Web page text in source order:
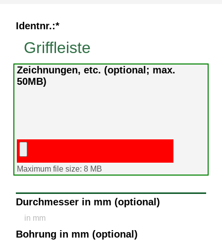
Identnr.:*
Zeichnungen, etc. (optional; max.
50MB)
Maximum file size: 8 MB
Durchmesser in mm (optional)
Bohrung in mm (optional)